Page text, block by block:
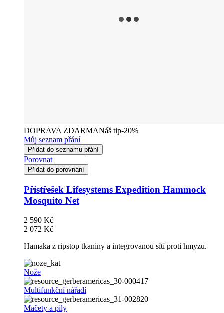
DOPRAVA ZDARMANáš tip-20%
Můj seznam přání
Přidat do seznamu přání
Porovnat
Přidat do porovnání
Přístřešek Lifesystems Expedition Hammock
Mosquito Net
2 590 Kč
2 072 Kč
Hamaka z ripstop tkaniny a integrovanou sítí proti hmyzu.
Nože
Multifunkční nářadí
Mačety a pily